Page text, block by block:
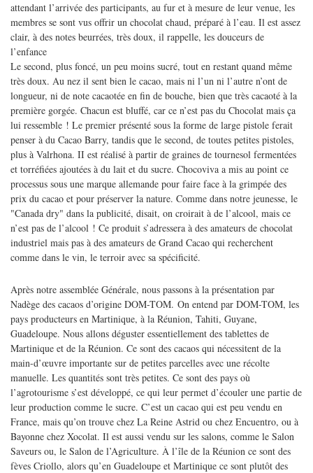
attendant l’arrivée des participants, au fur et à mesure de leur venue, les
membres se sont vus offrir un chocolat chaud, préparé à l’eau. Il est assez
clair, à des notes beurrées, très doux, il rappelle, les douceurs de
l’enfance
Le second, plus foncé, un peu moins sucré, tout en restant quand même
très doux. Au nez il sent bien le cacao, mais ni l’un ni l’autre n’ont de
longueur, ni de note cacaotée en fin de bouche, bien que très cacaoté à la
première gorgée. Chacun est bluffé, car ce n’est pas du Chocolat mais ça
lui ressemble ! Le premier présenté sous la forme de large pistole ferait
penser à du Cacao Barry, tandis que le second, de toutes petites pistoles,
plus à Valrhona. II est réalisé à partir de graines de tournesol fermentées
et torréfiées ajoutées à du lait et du sucre. Chocoviva a mis au point ce
processus sous une marque allemande pour faire face à la grimpée des
prix du cacao et pour préserver la nature. Comme dans notre jeunesse, le
"Canada dry" dans la publicité, disait, on croirait à de l’alcool, mais ce
n’est pas de l’alcool ! Ce produit s’adressera à des amateurs de chocolat
industriel mais pas à des amateurs de Grand Cacao qui recherchent
comme dans le vin, le terroir avec sa spécificité.
Après notre assemblée Générale, nous passons à la présentation par
Nadège des cacaos d’origine DOM-TOM. On entend par DOM-TOM, les
pays producteurs en Martinique, à la Réunion, Tahiti, Guyane,
Guadeloupe. Nous allons déguster essentiellement des tablettes de
Martinique et de la Réunion. Ce sont des cacaos qui nécessitent de la
main-d’œuvre importante sur de petites parcelles avec une récolte
manuelle. Les quantités sont très petites. Ce sont des pays où
l’agrotourisme s’est développé, ce qui leur permet d’écouler une partie de
leur production comme le sucre. C’est un cacao qui est peu vendu en
France, mais qu’on trouve chez La Reine Astrid ou chez Encuentro, ou à
Bayonne chez Xocolat. Il est aussi vendu sur les salons, comme le Salon
Saveurs ou, le Salon de l’Agriculture. À l’île de la Réunion ce sont des
fèves Criollo, alors qu’en Guadeloupe et Martinique ce sont plutôt des